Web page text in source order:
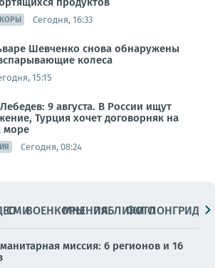
Сегодня, 16:33
Шевченко снова обнаружены
колеса
15:15
9 августа. В России ищут
Турция хочет договорняк на
море
Сегодня, 08:24
СМИВОЕНКОРЫМНЕНИЯПАБЛИКИ
ФОТОЛОНГРИДЫ
миссия: 6 регионов и 16